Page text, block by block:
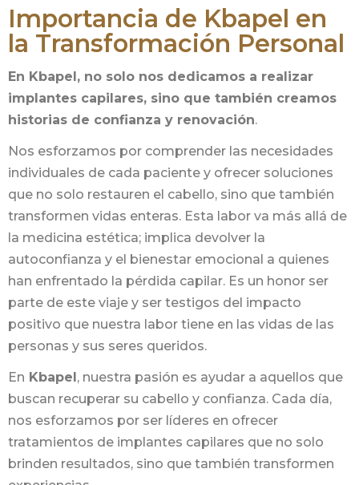
Importancia de Kbapel en
la Transformación Personal
En Kbapel, no solo nos dedicamos a realizar
implantes capilares, sino que también creamos
historias de confianza y renovación.
Nos esforzamos por comprender las necesidades
individuales de cada paciente y ofrecer soluciones
que no solo restauren el cabello, sino que también
transformen vidas enteras. Esta labor va más allá de
la medicina estética; implica devolver la
autoconfianza y el bienestar emocional a quienes
han enfrentado la pérdida capilar. Es un honor ser
parte de este viaje y ser testigos del impacto
positivo que nuestra labor tiene en las vidas de las
personas y sus seres queridos.
En Kbapel, nuestra pasión es ayudar a aquellos que
buscan recuperar su cabello y confianza. Cada día,
nos esforzamos por ser líderes en ofrecer
tratamientos de implantes capilares que no solo
brinden resultados, sino que también transformen